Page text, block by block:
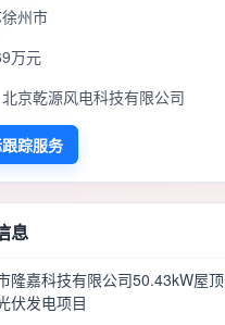
州市
万元
北京乾源风电科技有限公司
踪服务
息
隆嘉科技有限公司50.43kW屋
伏发电项目